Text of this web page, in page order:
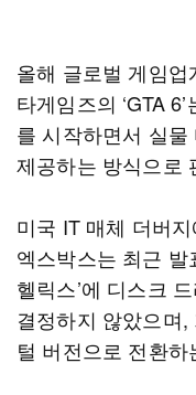
올해 글로벌 게임
타게임즈의 ‘GTA
를 시작하면서 실
제공하는 방식으로
미국 IT 매체 더버
엑스박스는 최근 발
헬릭스’에 디스크
결정하지 않았으며
털 버전으로 전환